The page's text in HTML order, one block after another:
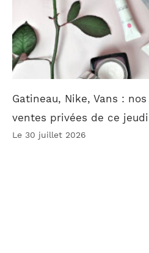
Gatineau, Nike, Vans :
ventes privées de ce
Le 30 juillet 2026